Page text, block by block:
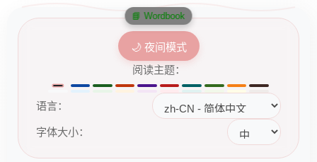
🌙 夜间模式
阅读主题：
语言：
字体大小：
📘 Wordbook